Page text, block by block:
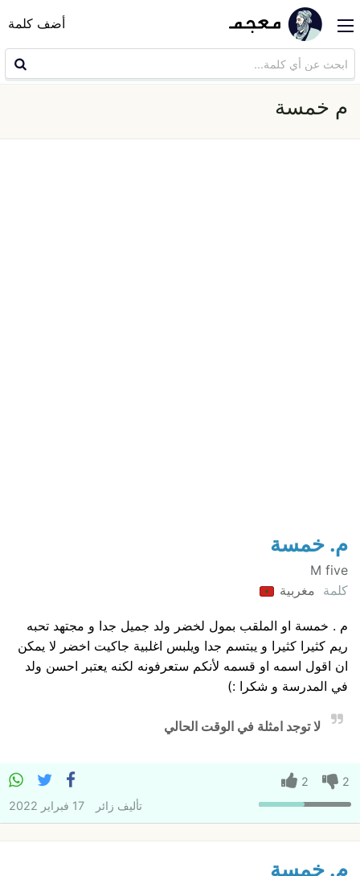
أضف كلمة
م خمسة
م. خمسة
M five
كلمة مغربية
م . خمسة او الملقب بمول لخضر ولد جميل جدا و مجتهد تحبه
ريم كثيرا كثيرا و يبتسم جدا ويلبس اغلبية جاكيت اخضر لا يمكن
ان اقول اسمه او قسمه لأنكم ستعرفونه لكنه يعتبر احسن ولد
في المدرسة و شكرا :)
لا توجد امثلة في الوقت الحالي
2
2
تأليف زائر 17 فبراير 2022
م. خمسة